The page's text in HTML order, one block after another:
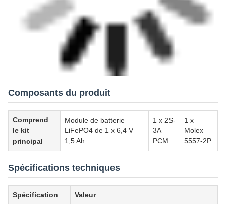
Composants du produit
Comprend
le kit
principal
Module de batterie
LiFePO4 de 1 x 6,4 V
1,5 Ah
1 x 2S-
3A
PCM
1 x
Molex
5557-2P
Spécifications techniques
Spécification Valeur